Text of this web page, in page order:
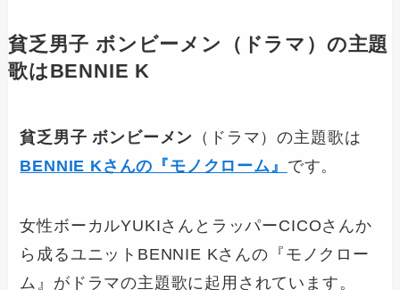
貧乏男子 ボンビーメン
（ドラマ）の主題
歌はBENNIE K
貧乏男子 ボンビーメン
（ドラマ）の主題歌は
BENNIE Kさんの『モノクローム』 です。
女性ボーカルYUKIさんとラッパーCICOさんか
ら成るユニットBENNIE Kさんの『モノクロー
ム』がドラマの主題歌に起用されています。